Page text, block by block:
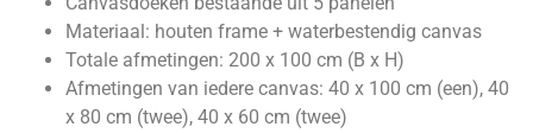
Materiaal: houten frame + waterbestendig canvas
Totale afmetingen: 200 x 100 cm (B x H)
Afmetingen van iedere canvas: 40 x 100 cm (een), 40
x 80 cm (twee), 40 x 60 cm (twee)